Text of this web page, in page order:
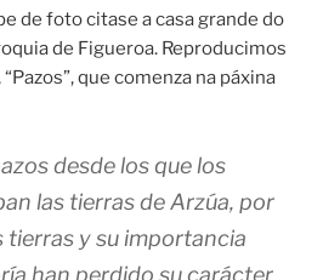
de foto citase a casa grande do
de Figueroa. Reproducimos
que comenza na páxina
desde los que los
las tierras de Arzúa, por
tierras y su importancia
han perdido su carácter